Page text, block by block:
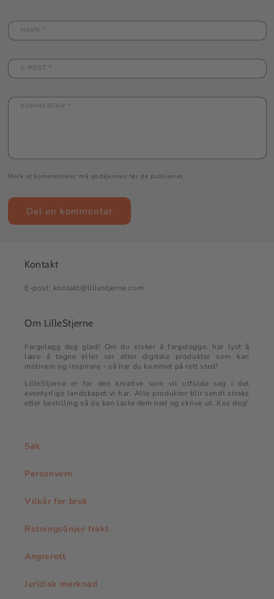
NAVN *
E-POST *
KOMMENTAR *
Merk at kommentarer må godkjennes før de publiseres.
Kontakt
E-post: kontakt@lillestjerne.com
Om LilleStjerne
Fargelegg deg glad! Om du elsker å fargelegge, har lyst å
lære å tegne eller ser etter digitale produkter som kan
motivere og inspirere - så har du kommet på rett sted!
LilleStjerne er for den kreative som vil utfolde seg i det
eventyrlige landskapet vi har. Alle produkter blir sendt straks
etter bestilling så du kan laste dem ned og skrive ut. Kos deg!
Søk
Personvern
Vilkår for bruk
Retningslinjer frakt
Angrerett
Juridisk merknad